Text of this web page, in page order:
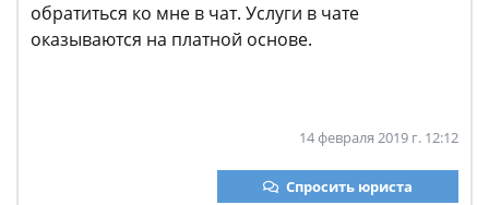
обратиться ко мне в чат. Услуги в чате
оказываются на платной основе.
14 февраля 2019 г. 12:12
Спросить юриста